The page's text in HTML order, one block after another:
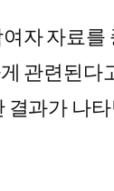
자 자료를
관련된다
결과가 나